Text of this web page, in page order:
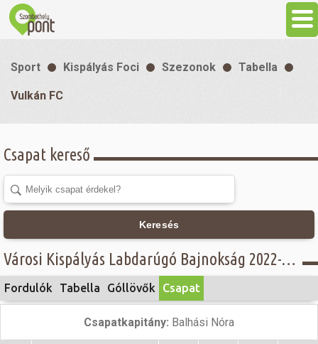
Programok
Gasztronómia
Sport
Szabadidő
Sport Kispályás Foci Szezonok Tabella
Vulkán FC
Csapat kereső
Keresés
Városi Kispályás Labdarúgó Bajnokság 2022-23 - Női osztály - Vulkán FC
Fordulók Tabella Góllövők Csapat
Csapatkapitány: Balhási Nóra